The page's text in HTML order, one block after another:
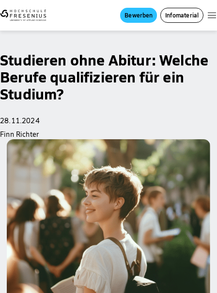
Bewerben Infomaterial
Studieren ohne Abitur: Welche
Berufe qualifizieren für ein
Studium?
28.11.2024
Finn Richter